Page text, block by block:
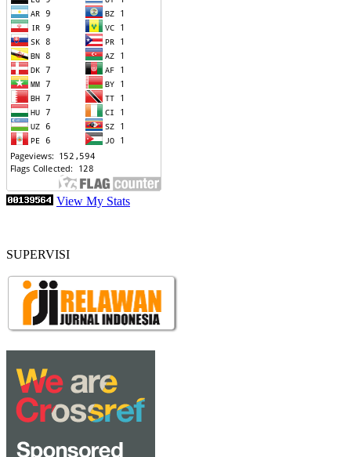
View My Stats
SUPERVISI